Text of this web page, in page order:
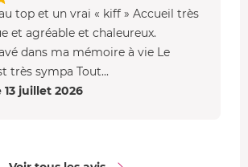
top et un vrai « kiff » Accueil très
et agréable et chaleureux.
dans ma mémoire à vie Le
très sympa Tout...
13 juillet 2026